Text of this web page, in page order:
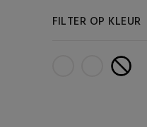
FILTER OP KLEUR